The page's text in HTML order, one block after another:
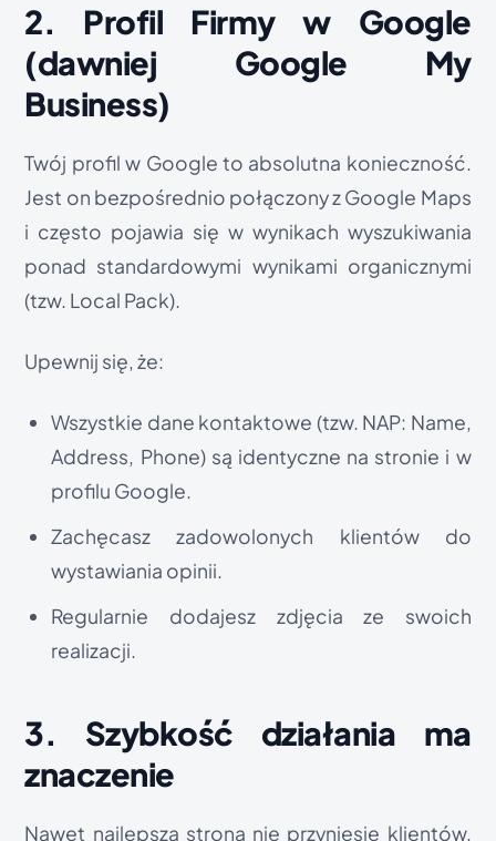
2. Profil Firmy w Google
(dawniej Google My
Business)
Twój profil w Google to absolutna konieczność.
Jest on bezpośrednio połączony z Google Maps
i często pojawia się w wynikach wyszukiwania
ponad standardowymi wynikami organicznymi
(tzw. Local Pack).
Upewnij się, że:
Wszystkie dane kontaktowe (tzw. NAP: Name,
Address, Phone) są identyczne na stronie i w
profilu Google.
Zachęcasz zadowolonych klientów do
wystawiania opinii.
Regularnie dodajesz zdjęcia ze swoich
realizacji.
3. Szybkość działania ma
znaczenie
Nawet najlepsza strona nie przyniesie klientów,